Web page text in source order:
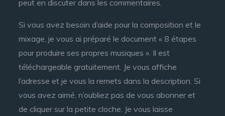
peut en discuter dans les commentaires.
Si vous avez besoin d’aide pour la composition et le
mixage, je vous ai préparé le document « 8 étapes
pour produire ses propres musiques ». Il est
téléchargeable gratuitement. Je vous affiche
l’adresse et je vous la remets dans la description. Si
vous avez aimé, n’oubliez pas de vous abonner et
de cliquer sur la petite cloche. Je vous laisse